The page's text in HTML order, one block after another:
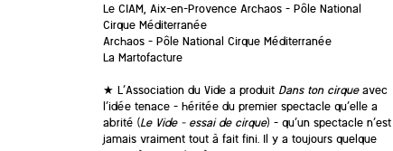
Le CIAM, Aix-en-Provence Archaos – Pôle National
Cirque Méditerranée
Archaos – Pôle National Cirque Méditerranée
La Martofacture
★ L’Association du Vide a produit Dans ton cirqueavec
l’idée tenace – héritée du premier spectacle qu’elle a
abrité (Le Vide – essai de cirque) – qu’un spectacle n’est
jamais vraiment tout à fait fini. Il y a toujours quelque